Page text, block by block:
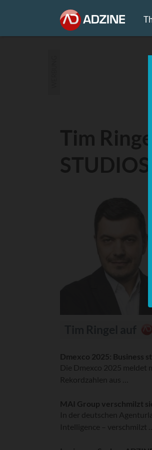
Tim
Dmexco 2025: Business
Die Dmexco 2025 meldet
Rekordzahlen aus …
MAI Group verschmilzt
In der deutschen
Intelligence – verschmilzt …